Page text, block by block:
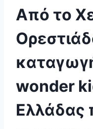
Από το
wonder
Ελλάδας